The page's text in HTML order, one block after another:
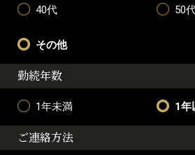
40代 50
その他
勤続年数
1年未満 1年
ご連絡方法